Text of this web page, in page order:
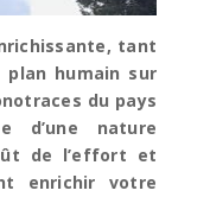
tant
humain sur
du pays
d’une nature
de l’effort et
enrichir votre